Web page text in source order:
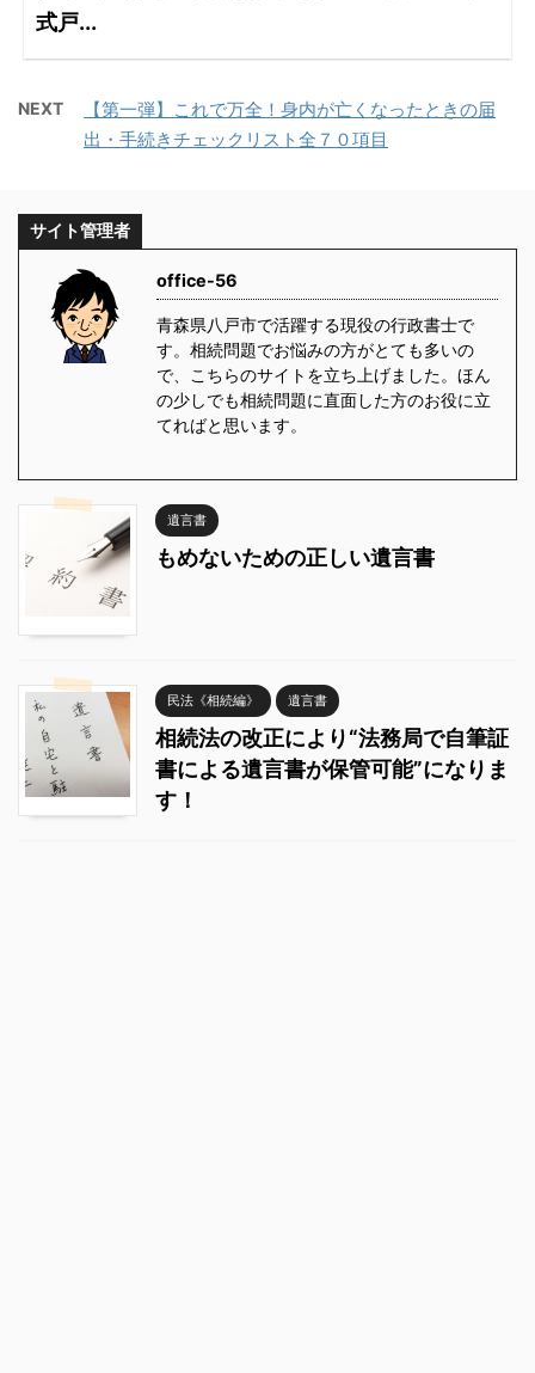
式戸...
NEXT
【第一弾】これで万全！身内が亡くなったときの届
出・手続きチェックリスト全７０項目
サイト管理者
office-56
青森県八戸市で活躍する現役の行政書士で
す。相続問題でお悩みの方がとても多いの
で、こちらのサイトを立ち上げました。ほん
の少しでも相続問題に直面した方のお役に立
てればと思います。
遺言書
もめないための正しい遺言書
民法《相続編》 遺言書
相続法の改正により“法務局で自筆証
書による遺言書が保管可能”になりま
す！